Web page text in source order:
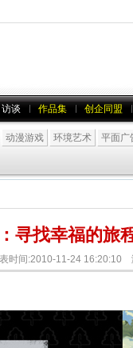
访谈 作品集 创企同盟
动漫游戏 环境艺术
平面广
寻找幸福的旅
间:2010-11-24 16:20:10